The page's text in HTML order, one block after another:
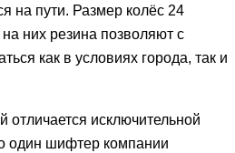
на пути. Размер колёс 24
них резина позволяют с
как в условиях города, так и
отличается исключительной
один шифтер компании